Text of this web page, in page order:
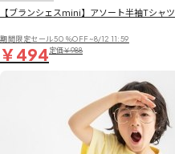
【ブランシェスmini】アソート半袖Tシャツ
期間限定セール50％OFF~8/12 11:59
￥494定価￥988